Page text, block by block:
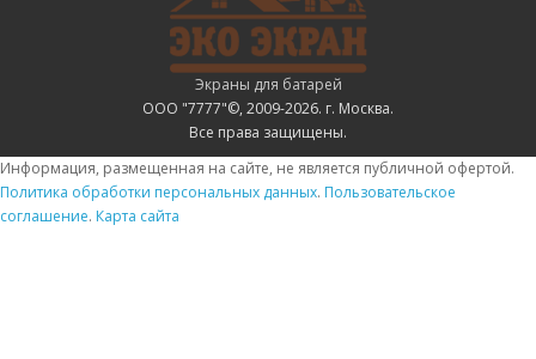
Экраны для батарей
ООО "7777"©, 2009-2026. г. Москва.
Все права защищены.
Информация, размещенная на сайте, не является публичной офертой.
Политика обработки персональных данных. Пользовательское
соглашение. Карта сайта